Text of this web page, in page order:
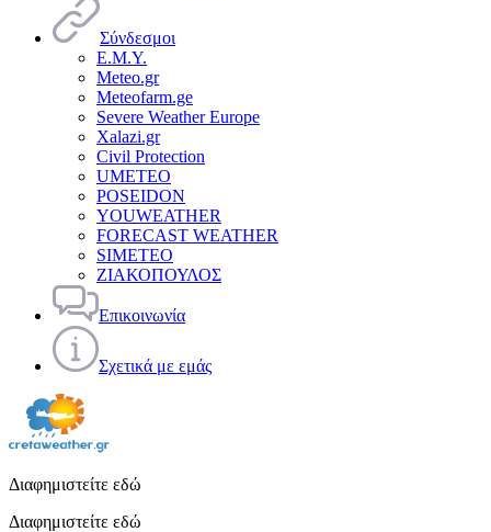
Σύνδεσμοι
Ε.Μ.Υ.
Meteo.gr
Meteofarm.ge
Severe Weather Europe
Xalazi.gr
Civil Protection
UMETEO
POSEIDON
YOUWEATHER
FORECAST WEATHER
SIMETEO
ΖΙΑΚΟΠΟΥΛΟΣ
Επικοινωνία
Σχετικά με εμάς
Διαφημιστείτε εδώ
Διαφημιστείτε εδώ